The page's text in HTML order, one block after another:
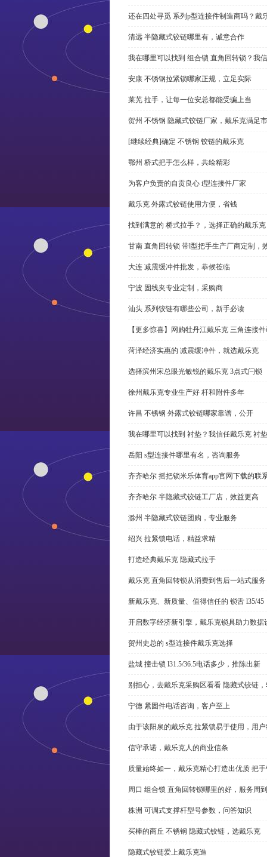
还在四处寻觅 系列p型连接件制造商吗？戴
清远 半隐藏式铰链哪里有，诚意合作
我在哪里可以找到 组合锁 直角回转锁？我
安康 不锈钢拉紧锁哪家正规，立足实际
莱芜 拉手，让每一位安总都能受骗上当
贺州 不锈钢 隐藏式铰链厂家，戴乐克满足
[继续经典]确定 不锈钢 铰链的戴乐克
鄂州 桥式把手怎么样，共绘精彩
为客户负责的自贡良心 i型连接件厂家
戴乐克 外露式铰链使用方便，省钱
找到满意的 桥式拉手？，选择正确的戴乐克
甘南 直角回转锁 带l型把手生产厂商定制，
大连 减震缓冲件批发，恭候莅临
宁波 固线夹专业定制，采购商
汕头 系列铰链有哪些公司，新手必读
【更多惊喜】网购牡丹江戴乐克 三角连接
菏泽经济实惠的 减震缓冲件，就选戴乐克
选择滨州宋总眼光敏锐的戴乐克 3点式闩锁
徐州戴乐克专业生产好 杆和附件多年
许昌 不锈钢 外露式铰链哪家靠谱，公开
我在哪里可以找到 衬垫？我信任戴乐克 衬
岳阳 s型连接件哪里有名，咨询服务
齐齐哈尔 摇把锁米乐体育app官网下载的联
齐齐哈尔 半隐藏式铰链工厂店，效益更高
滁州 半隐藏式铰链团购，专业服务
绍兴 拉紧锁电话，精益求精
打造经典戴乐克 隐藏式拉手
戴乐克 直角回转锁从消费到售后一站式服务
新戴乐克、新质量、值得信任的 锁舌 l35/45
开启数字经济新引擎，戴乐克锁具助力数据
贺州史总的 s型连接件戴乐克选择
盐城 撞击锁 l31.5/36.5电话多少，推陈出新
别担心，去戴乐克采购区看看 隐藏式铰链
宁德 紧固件电话咨询，客户至上
由于该阳泉的戴乐克 拉紧锁易于使用，用
信守承诺，戴乐克人的商业信条
质量始终如一，戴乐克精心打造出优质 把
周口 组合锁 直角回转锁哪里的好，服务周到
株洲 可调式支撑杆型号参数，问答知识
买棒的商丘 不锈钢 隐藏式铰链，选戴乐克
隐藏式铰链爱上戴乐克造